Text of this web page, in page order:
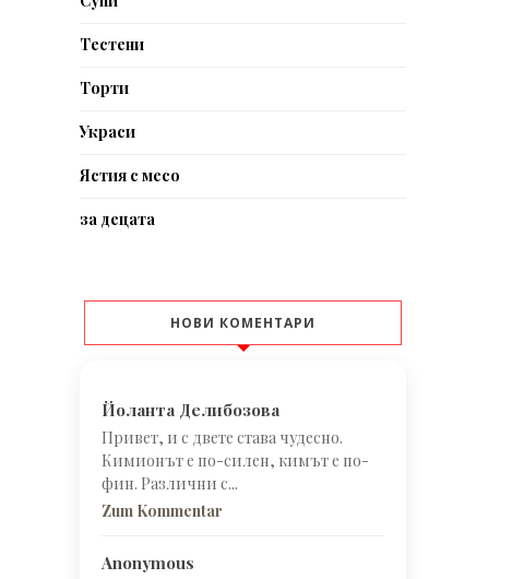
Тестени
Торти
Украси
Ястия с месо
за децата
НОВИ КОМЕНТАРИ
Йоланта Делибозова
Привет, и с двете става чудесно.
Кимионът е по-силен, кимът е по-
фин. Различни с...
Zum Kommentar
Anonymous